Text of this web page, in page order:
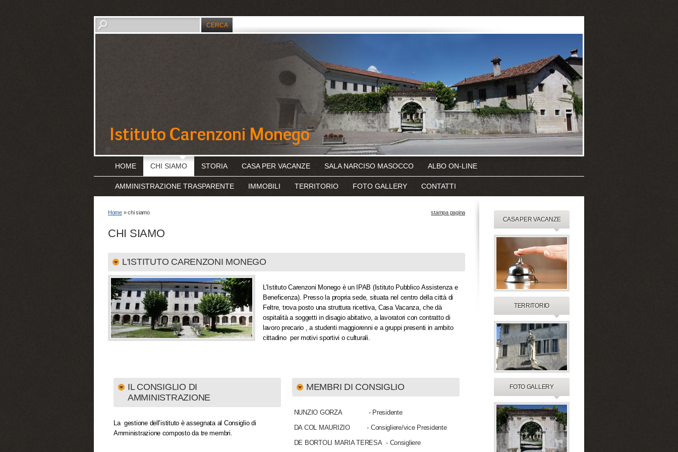
HOME CHI SIAMO STORIA CASA PER VACANZE SALA NARCISO MASOCCO ALBO ON-LINE
AMMINISTRAZIONE TRASPARENTE IMMOBILI TERRITORIO FOTO GALLERY CONTATTI
Home» chi siamo
CHI SIAMO
stampa pagina
L'ISTITUTO CARENZONI MONEGO
L’Istituto Carenzoni Monego è un IPAB (Istituto Pubblico Assistenza e
Beneficenza). Presso la propria sede, situata nel centro della città di
Feltre, trova posto una struttura ricettiva, Casa Vacanza, che dà
ospitalità a soggetti in disagio abitativo, a lavoratori con contratto di
lavoro precario , a studenti maggiorenni e a gruppi presenti in ambito
cittadino per motivi sportivi o culturali.
IL CONSIGLIO DI
AMMINISTRAZIONE
La gestione dell’istituto è assegnata al Consiglio di
Amministrazione composto da tre membri.
MEMBRI DI CONSIGLIO
NUNZIO GORZA - Presidente
DA COL MAURIZIO - Consigliere/vice Presidente
DE BORTOLI MARIA TERESA - Consigliere
CASA PER VACANZE
TERRITORIO
FOTO GALLERY